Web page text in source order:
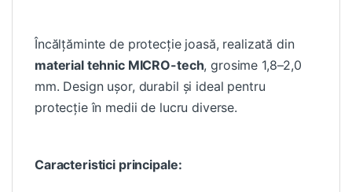
Încălțăminte de protecție joasă, realizată din
material tehnic MICRO-tech, grosime 1,8–2,0
mm. Design ușor, durabil și ideal pentru
protecție în medii de lucru diverse.
Caracteristici principale: